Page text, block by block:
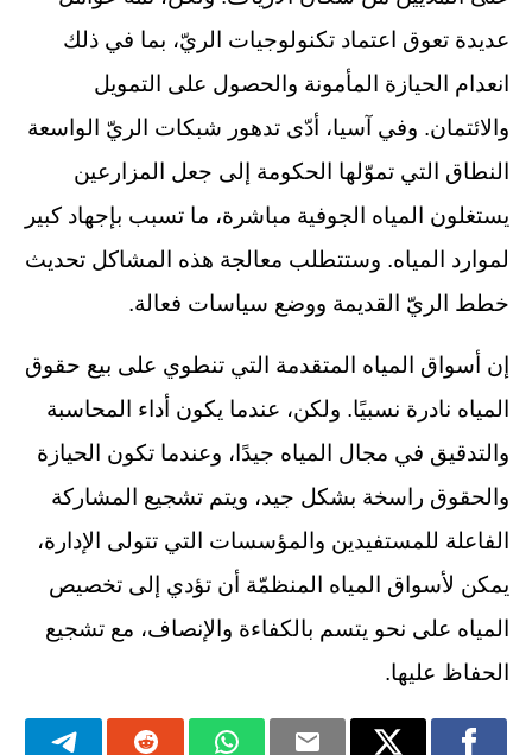
عديدة تعوق اعتماد تكنولوجيات الريّ، بما في ذلك
انعدام الحيازة المأمونة والحصول على التمويل
والائتمان. وفي آسيا، أدّى تدهور شبكات الريّ الواسعة
النطاق التي تموّلها الحكومة إلى جعل المزارعين
يستغلون المياه الجوفية مباشرة، ما تسبب بإجهاد كبير
لموارد المياه. وستتطلب معالجة هذه المشاكل تحديث
خطط الريّ القديمة ووضع سياسات فعالة.
إن أسواق المياه المتقدمة التي تنطوي على بيع حقوق
المياه نادرة نسبيًا. ولكن، عندما يكون أداء المحاسبة
والتدقيق في مجال المياه جيدًا، وعندما تكون الحيازة
والحقوق راسخة بشكل جيد، ويتم تشجيع المشاركة
الفاعلة للمستفيدين والمؤسسات التي تتولى الإدارة،
يمكن لأسواق المياه المنظمّة أن تؤدي إلى تخصيص
المياه على نحو يتسم بالكفاءة والإنصاف، مع تشجيع
الحفاظ عليها.